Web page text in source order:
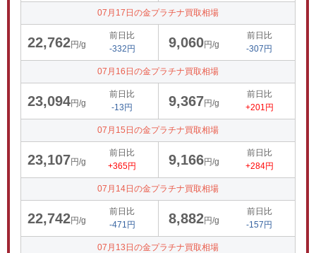
07月17日の金プラチナ買取相場
22,762円/g
前日比
-332円
9,060円/g
前日比
-307円
07月16日の金プラチナ買取相場
23,094円/g
前日比
-13円
9,367円/g
前日比
+201円
07月15日の金プラチナ買取相場
23,107円/g
前日比
+365円
9,166円/g
前日比
+284円
07月14日の金プラチナ買取相場
22,742円/g
前日比
-471円
8,882円/g
前日比
-157円
07月13日の金プラチナ買取相場